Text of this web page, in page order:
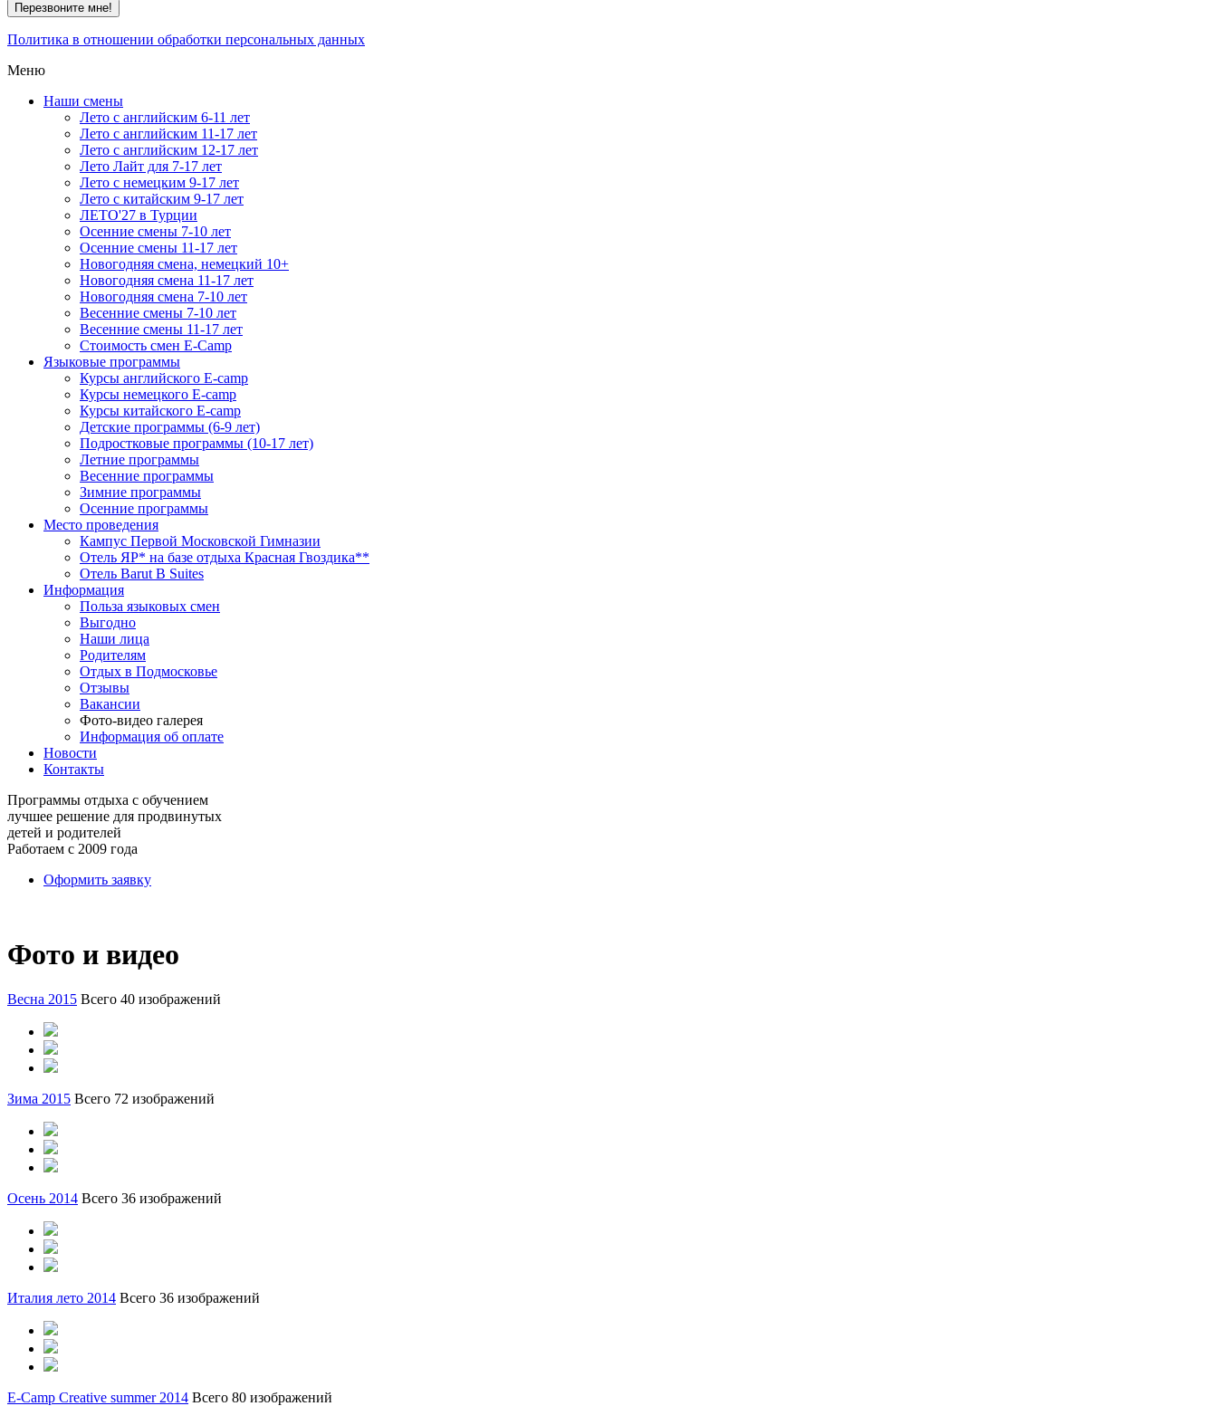
Перезвоните мне!
Политика в отношении обработки персональных данных
Меню
Наши смены
Лето с английским 6-11 лет
Лето с английским 11-17 лет
Лето с английским 12-17 лет
Лето Лайт для 7-17 лет
Лето c немецким 9-17 лет
Лето с китайским 9-17 лет
ЛЕТО'27 в Турции
Осенние смены 7-10 лет
Осенние смены 11-17 лет
Новогодняя смена, немецкий 10+
Новогодняя смена 11-17 лет
Новогодняя смена 7-10 лет
Весенние смены 7-10 лет
Весенние смены 11-17 лет
Стоимость смен E-Camp
Языковые программы
Курсы английского E-camp
Курсы немецкого E-camp
Курсы китайского E-camp
Детские программы (6-9 лет)
Подростковые программы (10-17 лет)
Летние программы
Весенние программы
Зимние программы
Осенние программы
Место проведения
Кампус Первой Московской Гимназии
Отель ЯР* на базе отдыха Красная Гвоздика**
Отель Barut B Suites
Информация
Польза языковых смен
Выгодно
Наши лица
Родителям
Отдых в Подмосковье
Отзывы
Вакансии
Фото-видео галерея
Информация об оплате
Новости
Контакты
Программы отдыха с обучением
лучшее решение для продвинутых
детей и родителей
Работаем с 2009 года
Оформить заявку
Фото и видео
Весна 2015 Всего 40 изображений
Зима 2015 Всего 72 изображений
Осень 2014 Всего 36 изображений
Италия лето 2014 Всего 36 изображений
E-Camp Creative summer 2014 Всего 80 изображений